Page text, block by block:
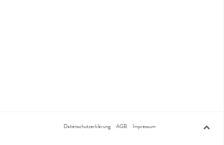
Datenschutzerklärung AGB Impressum